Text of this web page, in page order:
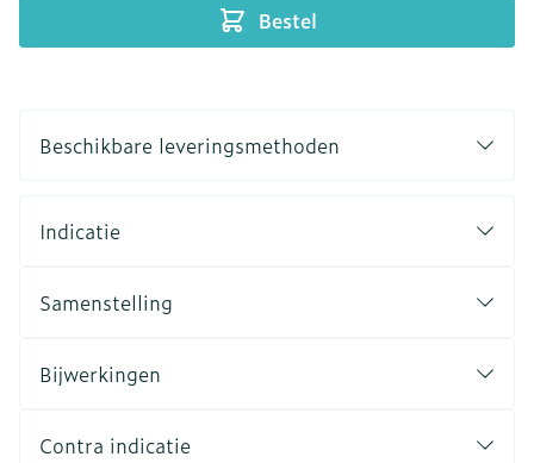
Bestel
Beschikbare leveringsmethoden
Indicatie
Samenstelling
Bijwerkingen
Contra indicatie